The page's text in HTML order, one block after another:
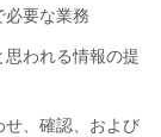
必要な業務
思われる情報の提
せ、確認、および